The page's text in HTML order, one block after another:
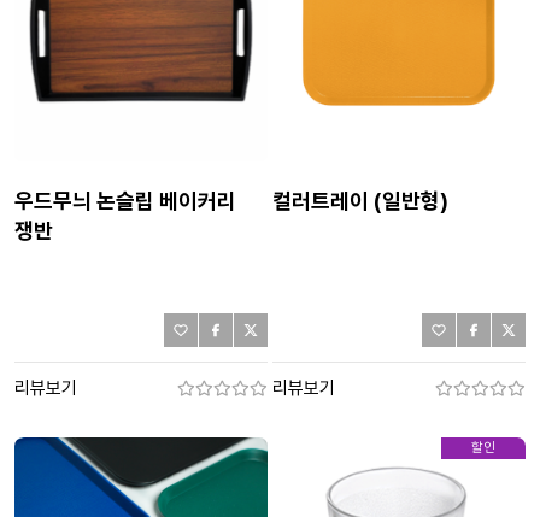
우드무늬 논슬립 베이커리
쟁반
리뷰보기
컬러트레이 (일반형)
리뷰보기
할인